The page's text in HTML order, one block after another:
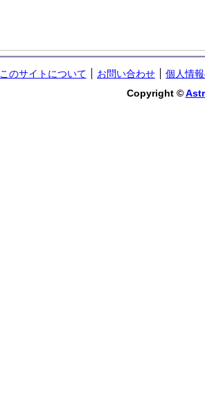
このサイトについて お問い合わせ
個人情
Copyright ©